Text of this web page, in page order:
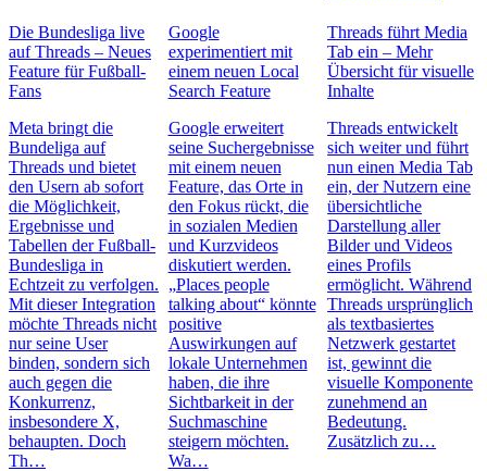
Die Bundesliga live
auf Threads – Neues
Feature für Fußball-
Fans
Meta bringt die
Bundeliga auf
Threads und bietet
den Usern ab sofort
die Möglichkeit,
Ergebnisse und
Tabellen der Fußball-
Bundesliga in
Echtzeit zu verfolgen.
Mit dieser Integration
möchte Threads nicht
nur seine User
binden, sondern sich
auch gegen die
Konkurrenz,
insbesondere X,
behaupten. Doch
Th…
Google
experimentiert mit
einem neuen Local
Search Feature
Google erweitert
seine Suchergebnisse
mit einem neuen
Feature, das Orte in
den Fokus rückt, die
in sozialen Medien
und Kurzvideos
diskutiert werden.
„Places people
talking about“ könnte
positive
Auswirkungen auf
lokale Unternehmen
haben, die ihre
Sichtbarkeit in der
Suchmaschine
steigern möchten.
Wa…
Threads führt Media
Tab ein – Mehr
Übersicht für visuelle
Inhalte
Threads entwickelt
sich weiter und führt
nun einen Media Tab
ein, der Nutzern eine
übersichtliche
Darstellung aller
Bilder und Videos
eines Profils
ermöglicht. Während
Threads ursprünglich
als textbasiertes
Netzwerk gestartet
ist, gewinnt die
visuelle Komponente
zunehmend an
Bedeutung.
Zusätzlich zu…